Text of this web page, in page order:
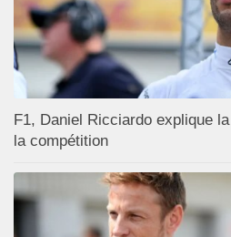
F1, Daniel Ricciardo explique
la compétition